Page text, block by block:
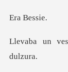
Instalar
Bess